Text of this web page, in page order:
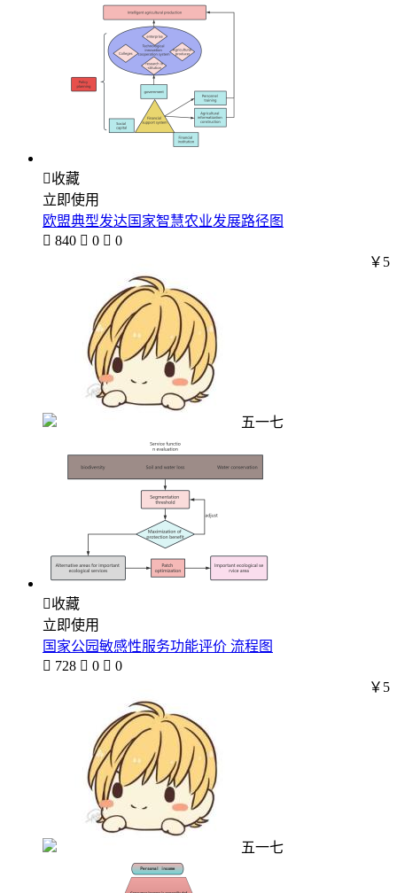
收藏
立即使用
欧盟典型发达国家智慧农业发展路径图
 840  0  0
五一七
￥5
收藏
立即使用
国家公园敏感性服务功能评价 流程图
 728  0  0
五一七
￥5